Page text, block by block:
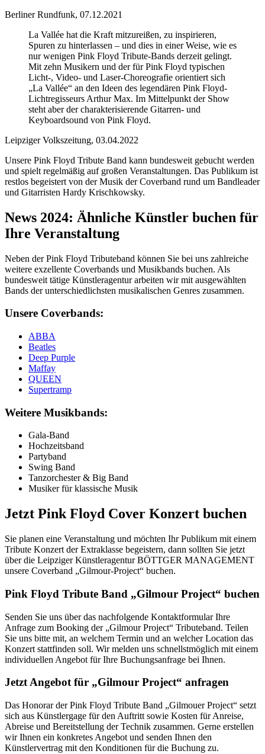
Berliner Rundfunk, 07.12.2021
La Vallée hat die Kraft mitzureißen, zu inspirieren,
Spuren zu hinterlassen – und dies in einer Weise, wie es
nur wenigen Pink Floyd Tribute-Bands derzeit gelingt.
Mit zehn Musikern und der für Pink Floyd typischen
Licht-, Video- und Laser-Choreografie orientiert sich
„La Vallée“ an den Ideen des legendären Pink Floyd-
Lichtregisseurs Arthur Max. Im Mittelpunkt der Show
steht aber der charakterisierende Gitarren- und
Keyboardsound von Pink Floyd.
Leipziger Volkszeitung, 03.04.2022
Unsere Pink Floyd Tribute Band kann bundesweit gebucht werden
und spielt regelmäßig auf großen Veranstaltungen. Das Publikum ist
restlos begeistert von der Musik der Coverband rund um Bandleader
und Gitarristen Hardy Krischkowsky.
News 2024: Ähnliche Künstler buchen für
Ihre Veranstaltung
Neben der Pink Floyd Tributeband können Sie bei uns zahlreiche
weitere exzellente Coverbands und Musikbands buchen. Als
bundesweit tätige Künstleragentur arbeiten wir mit ausgewählten
Bands der unterschiedlichsten musikalischen Genres zusammen.
Unsere Coverbands:
ABBA
Beatles
Deep Purple
Maffay
QUEEN
Supertramp
Weitere Musikbands:
Gala-Band
Hochzeitsband
Partyband
Swing Band
Tanzorchester & Big Band
Musiker für klassische Musik
Jetzt Pink Floyd Cover Konzert buchen
Sie planen eine Veranstaltung und möchten Ihr Publikum mit einem
Tribute Konzert der Extraklasse begeistern, dann sollten Sie jetzt
über die Leipziger Künstleragentur BÖTTGER MANAGEMENT
unsere Coverband „Gilmour-Project“ buchen.
Pink Floyd Tribute Band „Gilmour Project“ buchen
Senden Sie uns über das nachfolgende Kontaktformular Ihre
Anfrage zum Booking der „Gilmour Project“ Tributeband. Teilen
Sie uns bitte mit, an welchem Termin und an welcher Location das
Konzert stattfinden soll. Wir melden uns schnellstmöglich mit einem
individuellen Angebot für Ihre Buchungsanfrage bei Ihnen.
Jetzt Angebot für „Gilmour Project“ anfragen
Das Honorar der Pink Floyd Tribute Band „Gilmouer Project“ setzt
sich aus Künstlergage für den Auftritt sowie Kosten für Anreise,
Abreise und Bereitstellung der Technik zusammen. Gerne erstellen
wir Ihnen ein konkretes Angebot und senden Ihnen den
Künstlervertrag mit den Konditionen für die Buchung zu.